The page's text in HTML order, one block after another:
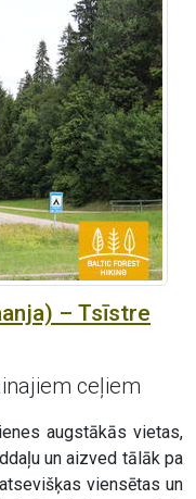
– Tsīstre
ceļiem
augstākās vietas,
un aizved tālāk pa
viensētas un